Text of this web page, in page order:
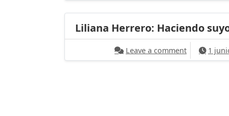
Liliana Herrero: Haciendo
Leave a commenton Liliana
1